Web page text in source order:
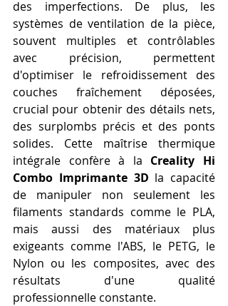
des imperfections. De plus, les
systèmes de ventilation de la pièce,
souvent multiples et contrôlables
avec précision, permettent
d'optimiser le refroidissement des
couches fraîchement déposées,
crucial pour obtenir des détails nets,
des surplombs précis et des ponts
solides. Cette maîtrise thermique
intégrale confère à la Creality Hi
Combo Imprimante 3D la capacité
de manipuler non seulement les
filaments standards comme le PLA,
mais aussi des matériaux plus
exigeants comme l'ABS, le PETG, le
Nylon ou les composites, avec des
résultats d'une qualité
professionnelle constante.